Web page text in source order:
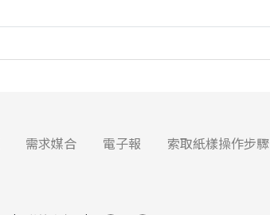
需求媒合 電子報
索取紙樣操作步驟